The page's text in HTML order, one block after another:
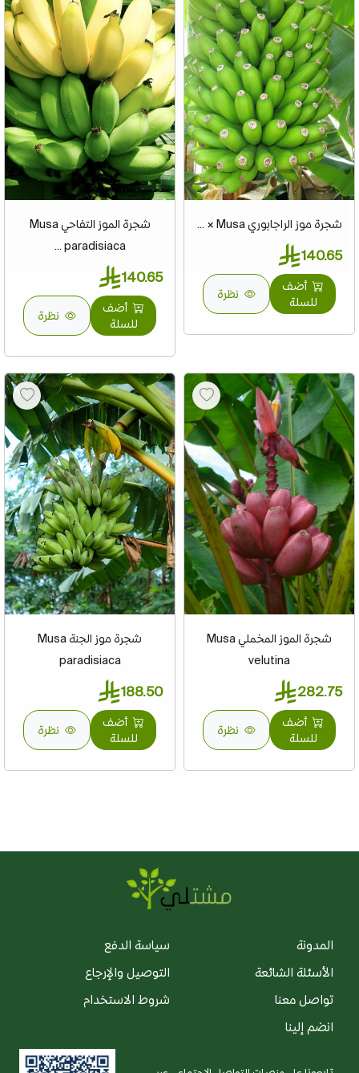
شجرة موز الراجابوري Musa × ...
140.65
أضف
للسلة
نظرة
شجرة الموز التفاحي Musa
paradisiaca ...
140.65
أضف
للسلة
نظرة
شجرة الموز المخملي Musa
velutina
282.75
أضف
للسلة
نظرة
شجرة موز الجنة Musa
paradisiaca
188.50
أضف
للسلة
نظرة
المدونة
الأسئلة الشائعة
تواصل معنا
انضم إلينا
سياسة الدفع
التوصيل والإرجاع
شروط الاستخدام